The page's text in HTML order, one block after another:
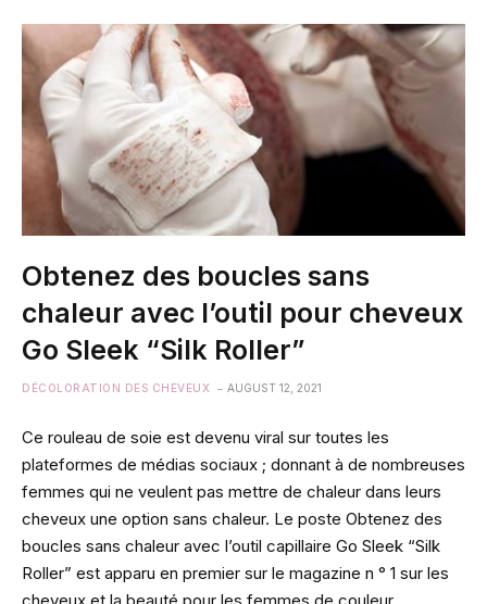
Obtenez des boucles sans
chaleur avec l’outil pour cheveux
Go Sleek “Silk Roller”
DÉCOLORATION DES CHEVEUX AUGUST 12, 2021
Ce rouleau de soie est devenu viral sur toutes les
plateformes de médias sociaux ; donnant à de nombreuses
femmes qui ne veulent pas mettre de chaleur dans leurs
cheveux une option sans chaleur. Le poste Obtenez des
boucles sans chaleur avec l’outil capillaire Go Sleek “Silk
Roller” est apparu en premier sur le magazine n ° 1 sur les